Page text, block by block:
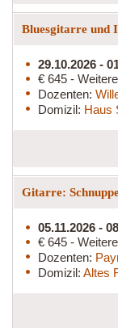
Bluesgitarre und
29.10.2026 -
€ 645 -
Dozenten:
Domizil: Haus
Gitarre:
05.11.2026 -
€ 645 -
Dozenten:
Domizil: Altes